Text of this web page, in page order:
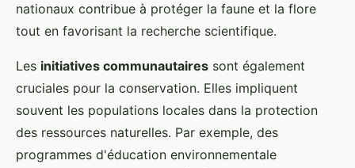
nationaux contribue à protéger la faune et la flore
tout en favorisant la recherche scientifique.
Les initiatives communautaires sont également
cruciales pour la conservation. Elles impliquent
souvent les populations locales dans la protection
des ressources naturelles. Par exemple, des
programmes d'éducation environnementale